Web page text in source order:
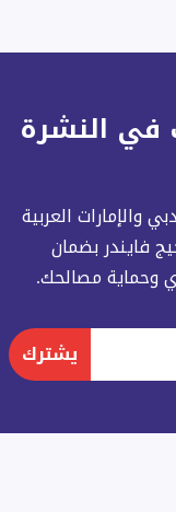
في النشرة
والإمارات العربية
فايندر بضمان
وحماية مصالحك.
يشترك